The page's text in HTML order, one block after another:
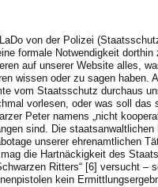
von der Polizei
formale Notwendigkeit dorthin
auf unserer Website alles,
wissen oder zu sagen haben.
vom Staatsschutz durchaus
vorlesen, oder was soll das
Peter namens „nicht
sind. Die
unserer ehrenamtlichen
die Hartnäckigkeit des
Ritters“ [6] versucht –
kein